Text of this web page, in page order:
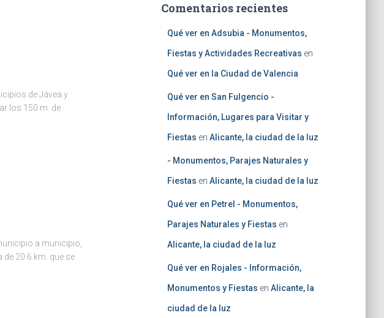
de Jávea y
los 150 m. de
a municipio,
20.6 km. que se
Comentarios recientes
Qué ver en Adsubia - Monumentos,
Fiestas y Actividades Recreativas en
Qué ver en la Ciudad de Valencia
Qué ver en San Fulgencio -
Información, Lugares para Visitar y
Fiestas en Alicante, la ciudad de la luz
- Monumentos, Parajes Naturales y
Fiestas en Alicante, la ciudad de la luz
Qué ver en Petrel - Monumentos,
Parajes Naturales y Fiestas en
Alicante, la ciudad de la luz
Qué ver en Rojales - Información,
Monumentos y Fiestas en Alicante, la
ciudad de la luz